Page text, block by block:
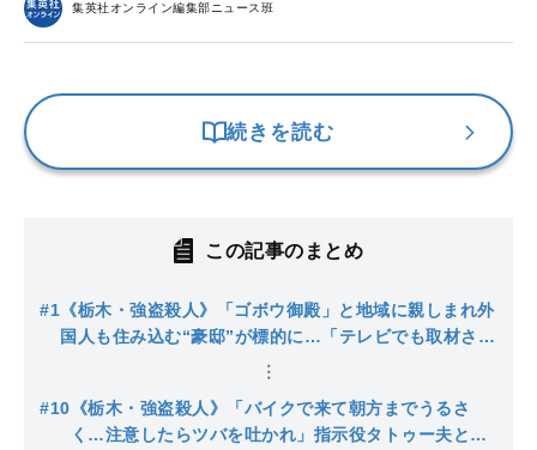
集英社オンライン編集部ニュース班
続きを読む
この記事のまとめ
#1 《栃木・強盗殺人》「ゴボウ御殿」と地域に親しまれ外
国人も住み込む“豪邸”が標的に…「テレビでも取材され
た有名なお宅でした」前日から度々不審者…16歳少年が
#10 《栃木・強盗殺人》「バイクで来て朝方までうるさ
く…注意したらツバを吐かれ」指示役タトゥー夫とつ